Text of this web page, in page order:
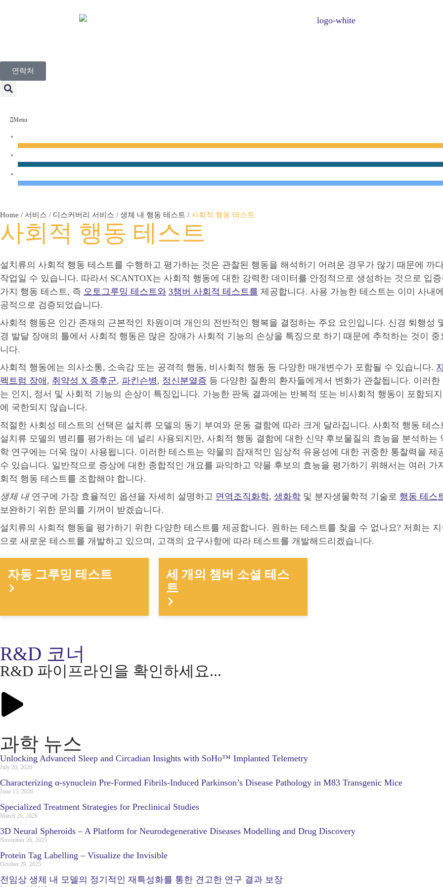
연락처
Menu
Home / 서비스 / 디스커버리 서비스 / 생체 내 행동 테스트 / 사회적 행동 테스트
사회적 행동 테스트
설치류의 사회적 행동 테스트를 수행하고 평가하는 것은 관찰된 행동을 해석하기 어려운 경우가 많기 때문에 까
작업일 수 있습니다. 따라서 SCANTOX는 사회적 행동에 대한 강력한 데이터를 안정적으로 생성하는 것으로 입
가지 행동 테스트, 즉 오토그루밍 테스트와 3챔버 사회적 테스트를 제공합니다. 사용 가능한 테스트는 이미 사내
공적으로 검증되었습니다.
사회적 행동은 인간 존재의 근본적인 차원이며 개인의 전반적인 행복을 결정하는 주요 요인입니다. 신경 퇴행성
경 발달 장애의 틀에서 사회적 행동은 많은 장애가 사회적 기능의 손상을 특징으로 하기 때문에 추적하는 것이 중
니다.
사회적 행동에는 의사소통, 소속감 또는 공격적 행동, 비사회적 행동 등 다양한 매개변수가 포함될 수 있습니다.
펙트럼 장애, 취약성 X 증후군, 파킨슨병, 정신분열증 등 다양한 질환의 환자들에게서 변화가 관찰됩니다. 이러한
는 인지, 정서 및 사회적 기능의 손상이 특징입니다. 가능한 판독 결과에는 반복적 또는 비사회적 행동이 포함되
에 국한되지 않습니다.
적절한 사회성 테스트의 선택은 설치류 모델의 동기 부여와 운동 결함에 따라 크게 달라집니다. 사회적 행동 테스
설치류 모델의 병리를 평가하는 데 널리 사용되지만, 사회적 행동 결함에 대한 신약 후보물질의 효능을 분석하는
학 연구에는 더욱 많이 사용됩니다. 이러한 테스트는 약물의 잠재적인 임상적 유용성에 대한 귀중한 통찰력을 제
수 있습니다. 일반적으로 증상에 대한 종합적인 개요를 파악하고 약물 후보의 효능을 평가하기 위해서는 여러 가
회적 행동 테스트를 조합해야 합니다.
생체 내연구에 가장 효율적인 옵션을 자세히 설명하고 면역조직화학, 생화학 및 분자생물학적 기술로 행동 테스
보완하기 위한 문의를 기꺼이 받겠습니다.
설치류의 사회적 행동을 평가하기 위한 다양한 테스트를 제공합니다. 원하는 테스트를 찾을 수 없나요? 저희는
으로 새로운 테스트를 개발하고 있으며, 고객의 요구사항에 따라 테스트를 개발해드리겠습니다.
자동 그루밍 테스트
세 개의 챔버 소셜 테스
트
R&D 코너
R&D 파이프라인을 확인하세요...
과학 뉴스
Unlocking Advanced Sleep and Circadian Insights with SoHo™ Implanted Telemetry
July 20, 2026
Characterizing α-synuclein Pre-Formed Fibrils-Induced Parkinson’s Disease Pathology in M83 Transgenic Mice
June 15, 2026
Specialized Treatment Strategies for Preclinical Studies
March 26, 2026
3D Neural Spheroids – A Platform for Neurodegenerative Diseases Modelling and Drug Discovery
November 26, 2025
Protein Tag Labelling – Visualize the Invisible
October 29, 2025
전임상 생체 내 모델의 정기적인 재특성화를 통한 견고한 연구 결과 보장